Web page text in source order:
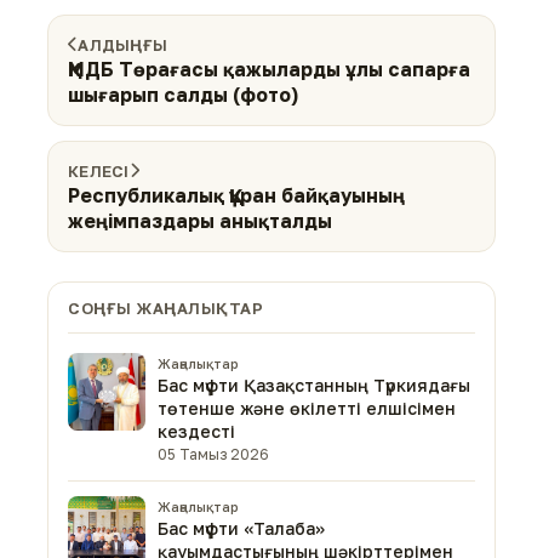
АЛДЫҢҒЫ
ҚМДБ Төрағасы қажыларды ұлы сапарға
шығарып салды (фото)
КЕЛЕСІ
Республикалық Құран байқауының
жеңімпаздары анықталды
СОҢҒЫ ЖАҢАЛЫҚТАР
Жаңалықтар
Бас мүфти Қазақстанның Түркиядағы
төтенше және өкілетті елшісімен
кездесті
05 Тамыз 2026
Жаңалықтар
Бас мүфти «Талаба»
қауымдастығының шәкірттерімен